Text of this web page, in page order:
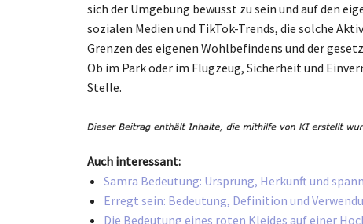
sich der Umgebung bewusst zu sein und auf den
sozialen Medien und TikTok-Trends, die solche
Grenzen des eigenen Wohlbefindens und der
Ob im Park oder im Flugzeug, Sicherheit und
Stelle.
Auch interessant:
Samra Bedeutung: Ursprung, Herkunft und
Erregt sein: Bedeutung, Definition und
Die Bedeutung eines roten Kleides auf einer